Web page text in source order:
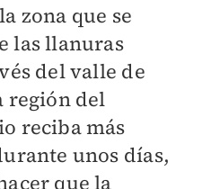
zona que se
las llanuras
del valle de
región del
reciba más
unos días,
que la